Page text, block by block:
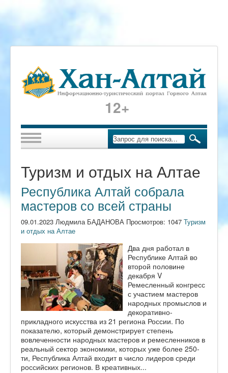
12+
Туризм и отдых на Алтае
Республика Алтай собрала
мастеров со всей страны
09.01.2023 Людмила БАДАНОВА Просмотров: 1047 Туризм
и отдых на Алтае
Два дня работал в
Республике Алтай во
второй половине
декабря V
Ремесленный конгресс
с участием мастеров
народных промыслов и
декоративно-
прикладного искусства из 21 региона России. По
показателю, который демонстрирует степень
вовлеченности народных мастеров и ремесленников в
реальный сектор экономики, которых уже более 250-
ти, Республика Алтай входит в число лидеров среди
российских регионов. В креативных...